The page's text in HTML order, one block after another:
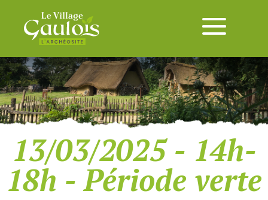
13/03/2025 - 14h-
18h - Période verte